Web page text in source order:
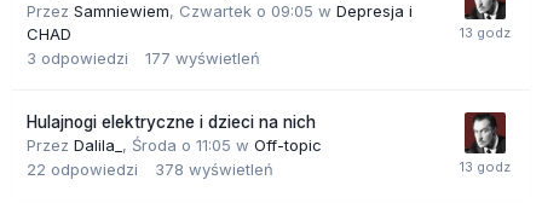
Przez Samniewiem, Czwartek o 09:05 w Depresja i
CHAD
3 odpowiedzi 177 wyświetleń
Hulajnogi elektryczne i dzieci na nich
Przez Dalila_ , Środa o 11:05 w Off-topic
22 odpowiedzi 378 wyświetleń